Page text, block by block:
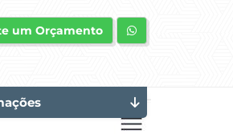
um Orçamento